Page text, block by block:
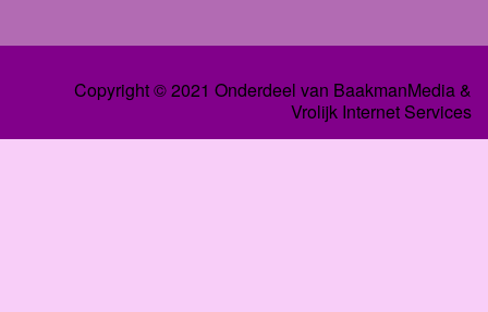
Copyright © 2021 Onderdeel van BaakmanMedia &
Vrolijk Internet Services